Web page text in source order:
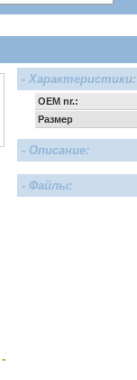
-
- Характеристики:
OEM nr.:
Размер
- Описание:
- Файлы: